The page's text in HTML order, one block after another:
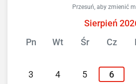
Przesuń, aby zmienić
Sierpień
Pn
Wt Śr Cz
3
4 5 6